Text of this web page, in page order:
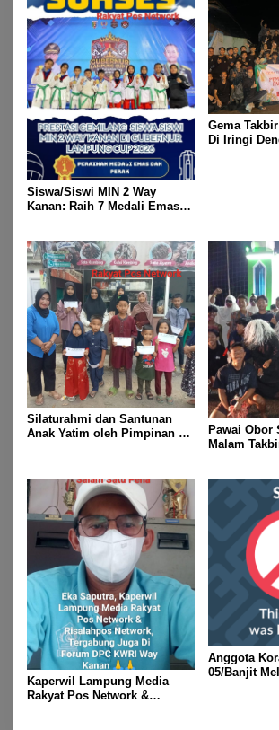
Siswa/Siswi MIN 2 Way
Kanan: Raih 7 Medali Emas
Taekwondo Championship
2026
Gema
Di Iringi
Silaturahmi dan Santunan
Anak Yatim oleh Pimpinan PT
Pawai Obor
Malam
Asam,
Kaperwil Lampung Media
Rakyat Pos Network &
Anggota
05/Banjit